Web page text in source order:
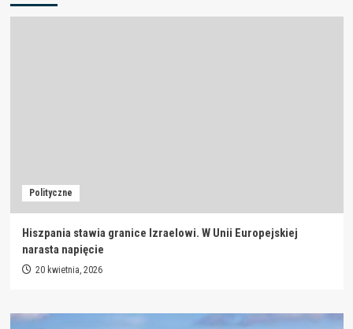
Polityczne
Hiszpania stawia granice Izraelowi. W Unii Europejskiej
narasta napięcie
20 kwietnia, 2026